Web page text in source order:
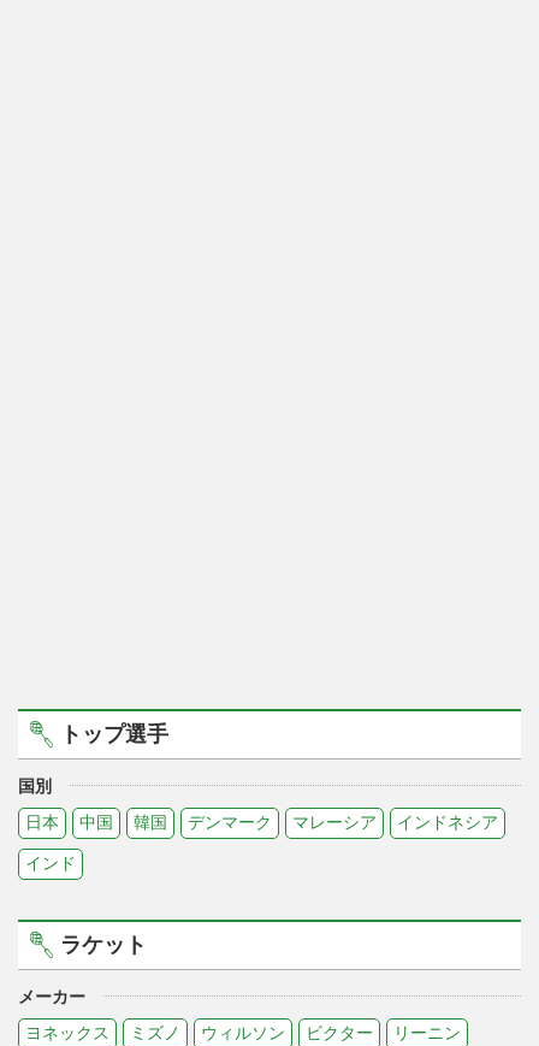
トップ選手
国別
日本
中国 韓国 デンマーク マレーシア インドネシア
インド
ラケット
メーカー
ヨネックス
ミズノ ウィルソン ビクター リーニン